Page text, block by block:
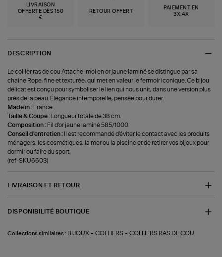
LIVRAISON
OFFERTE DÈS 150
€
RETOUR OFFERT
PAIEMENT EN
3X,4X
DESCRIPTION
Le collier ras de cou Attache-moi en or jaune laminé se distingue par sa
chaîne Rope, fine et texturée, qui met en valeur le fermoir iconique. Ce bijou
délicat est conçu pour symboliser le lien qui nous unit, dans une version plus
près de la peau. Élégance intemporelle, pensée pour durer.
Made in : France.
Taille & Coupe :
Longueur totale de 38 cm.
Composition : Fil d'or jaune laminé 585/1000.
Conseil d'entretien :
Il est recommandé d'éviter le contact avec les produits
ménagers, les cosmétiques, la mer ou la piscine et de retirer vos bijoux pour
dormir ou faire du sport.
(ref-SKU6603)
LIVRAISON ET RETOUR
DISPONIBILITÉ BOUTIQUE
Collections similaires : BIJOUX -COLLIERS -COLLIERS RAS DE COU